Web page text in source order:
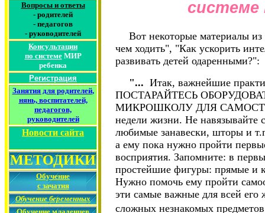
Вопросы и ответы
- родителей
- педагогов
- руководителей
Консультации
по системеМИР
ребенка
Регистрация
Занятия для родителей,
нянь, воспитателей,
педагогов,
руководителей
Новости сайта
МЕТОДИКИ
Обучение
с зачатия
Обучение беременных
системе
Вот некоторые материалы
чем ходить", "Как ускорить
развивать детей одаренными?":
"... Итак, важнейшие
ПОСТАРАЙТЕСЬ
МИКРОШКОЛУ ДЛЯ
недели жизни. Не навязывайте
любимые занавески, шторы и
а ему пока нужно пройти
восприятия. Запомните: в
простейшие фигуры: прямые и
Нужно помочь ему пройти
эти самые важные для всей
сложных незнакомых